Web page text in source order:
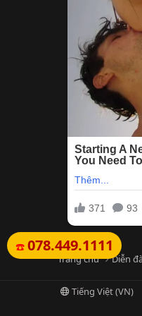
☎️ 078.449.1111
Trang chủ Diễn
Tiếng Việt (VN)